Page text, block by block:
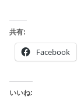
共有:
Facebook
いいね: